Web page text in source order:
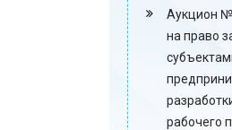
Аукцион №
на право
рабочего